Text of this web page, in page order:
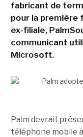
fabricant de
pour la première
ex-filiale,
communicant
Microsoft.
Palm devrait
téléphone mobile